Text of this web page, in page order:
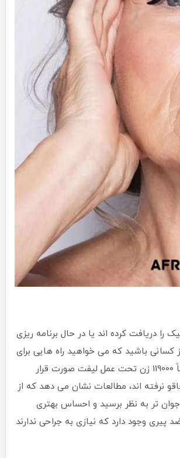
را دریافت کرده اند یا در حال برنامه ریزی
باشید که می خواهید راه هایی برای
جوانتر به نظر رسیدن بدون جراحی بدانید . تنها در سال 2016، تقریباً 119000 زن تحت عمل لیفت صورت قرار
نرفته اند، مطالعات نشان می دهد که از
جوان تر به نظر برسید و احساس بهتری
پیری وجود دارد که نیازی به جراحی ندارند